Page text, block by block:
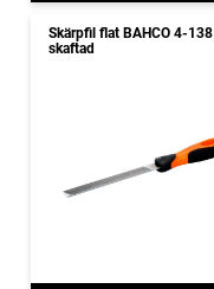
Skärpfil flat BAHCO 4-138
skaftad